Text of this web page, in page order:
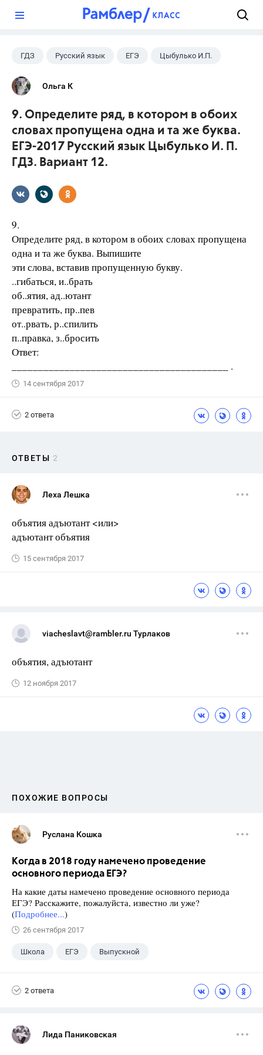
ГДЗ Русский язык ЕГЭ Цыбулько И.П.
Ольга К
9. Определите ряд, в котором в обоих
словах пропущена одна и та же буква.
ЕГЭ-2017 Русский язык Цыбулько И. П.
ГДЗ. Вариант 12.
9.
Определите ряд, в котором в обоих словах пропущена
одна и та же буква. Выпишите
эти слова, вставив пропущенную букву.
..гибаться, и..брать
об..ятия, ад..ютант
превратить, пр..пев
от..рвать, р..спилить
п..правка, з..бросить
Ответ:
_________________________________________ .
14 сентября 2017
2 ответа
ОТВЕТЫ 2
Леха Лешка
объятия адъютант <или>
адъютант объятия
15 сентября 2017
viacheslavt@rambler.ru Турлаков
объятия, адъютант
12 ноября 2017
ПОХОЖИЕ ВОПРОСЫ
Руслана Кошка
Когда в 2018 году намечено проведение
основного периода ЕГЭ?
На какие даты намечено проведение основного периода
ЕГЭ? Расскажите, пожалуйста, известно ли уже?
(Подробнее...)
26 сентября 2017
Школа ЕГЭ Выпускной
2 ответа
Лида Паниковская